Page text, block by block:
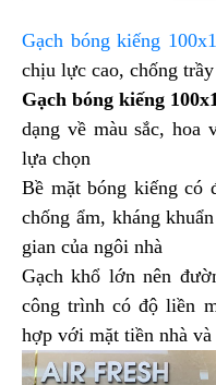
Gạch bóng kiếng
chịu lực cao, chống
Gạch bóng kiếng
dạng về màu sắc, hoa
lựa chọn
Bề mặt bóng kiếng có
chống ẩm, kháng
gian của ngôi nhà
Gạch khổ lớn nên
công trình có độ liền
hợp với mặt tiền nhà